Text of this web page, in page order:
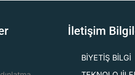
İletişim
BİYETİŞ BİLGİ